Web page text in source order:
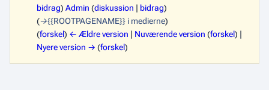
bidrag) Admin (diskussion | bidrag)
(→{{ROOTPAGENAME}} i medierne)
(forskel) ← Ældre version | Nuværende version (forskel) |
Nyere version → (forskel)